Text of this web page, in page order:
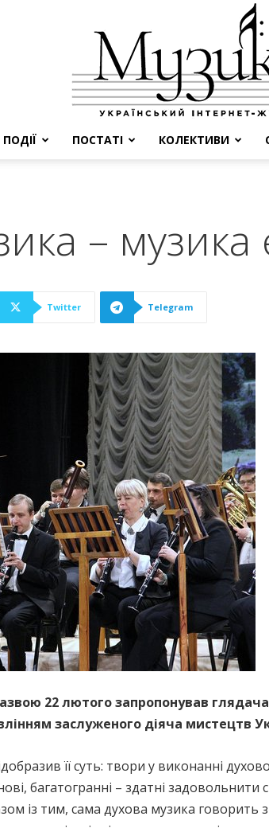
ПОДІЇ ПОСТАТІ КОЛЕКТИВИ
– музика
Twitter Telegram
22 лютого запропонував
заслуженого діяча мистецтв
її суть: твори у виконанні
багатогранні – здатні задовольнити
із тим, сама духова музика говорить